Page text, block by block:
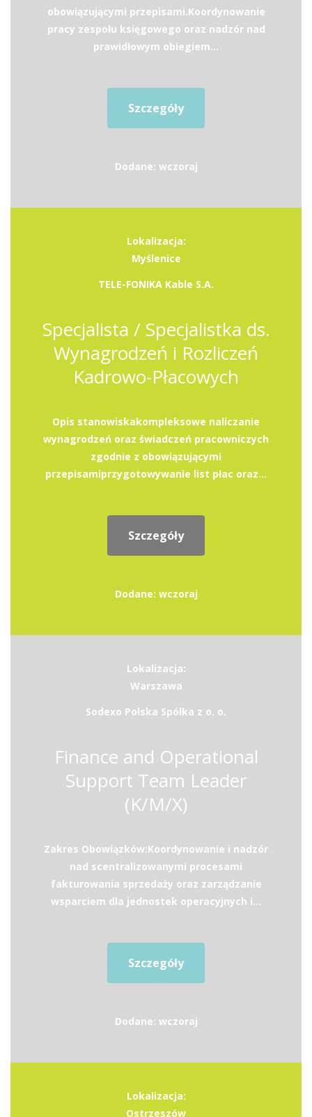
obowiązującymi przepisami.Koordynowanie
pracy zespołu księgowego oraz nadzór nad
prawidłowym obiegiem...
Szczegóły
Dodane: wczoraj
Lokalizacja:
Myślenice
TELE-FONIKA Kable S.A.
Specjalista / Specjalistka ds.
Wynagrodzeń i Rozliczeń
Kadrowo-Płacowych
Opis stanowiskakompleksowe naliczanie
wynagrodzeń oraz świadczeń pracowniczych
zgodnie z obowiązującymi
przepisamiprzygotowywanie list płac oraz...
Szczegóły
Dodane: wczoraj
Lokalizacja:
Warszawa
Sodexo Polska Spółka z o. o.
Finance and Operational
Support Team Leader
(K/M/X)
Zakres Obowiązków:Koordynowanie i nadzór
nad scentralizowanymi procesami
fakturowania sprzedaży oraz zarządzanie
wsparciem dla jednostek operacyjnych i...
Szczegóły
Dodane: wczoraj
Lokalizacja:
Ostrzeszów